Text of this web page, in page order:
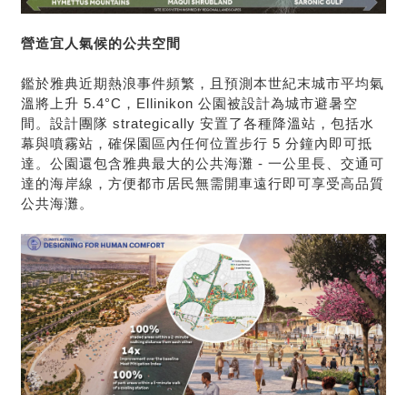
營造宜人氣候的公共空間
鑑於雅典近期熱浪事件頻繁，且預測本世紀末城市平均氣
溫將上升 5.4°C，Ellinikon 公園被設計為城市避暑空
間。設計團隊 strategically 安置了各種降溫站，包括水
幕與噴霧站，確保園區內任何位置步行 5 分鐘內即可抵
達。公園還包含雅典最大的公共海灘 - 一公里長、交通可
達的海岸線，方便都市居民無需開車遠行即可享受高品質
公共海灘。